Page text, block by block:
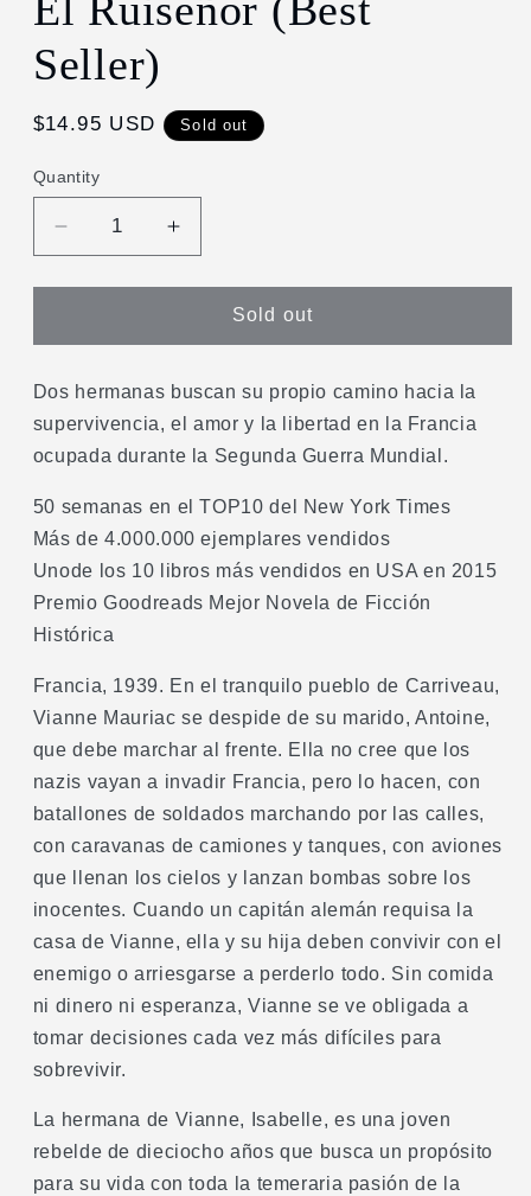
in
modal
Seller)
Regular
$14.95 USD Sold out
Quantity
Decrease
quantity
for
Ruiseñor
Seller)
Increase
quantity
for
Ruiseñor
Seller)
Sold out
Dos hermanas buscan su propio camino hacia la
supervivencia, el amor y la libertad en la Francia
ocupada durante la Segunda Guerra Mundial.
50 semanas en el TOP10 del New York Times
Más de 4.000.000 ejemplares vendidos
Unode los 10 libros más vendidos en USA en 2015
Premio Goodreads Mejor Novela de Ficción
Histórica
Francia, 1939. En el tranquilo pueblo de Carriveau,
Vianne Mauriac se despide de su marido, Antoine,
que debe marchar al frente. Ella no cree que los
nazis vayan a invadir Francia, pero lo hacen, con
batallones de soldados marchando por las calles,
con caravanas de camiones y tanques, con aviones
que llenan los cielos y lanzan bombas sobre los
inocentes. Cuando un capitán alemán requisa la
casa de Vianne, ella y su hija deben convivir con el
enemigo o arriesgarse a perderlo todo. Sin comida
ni dinero ni esperanza, Vianne se ve obligada a
tomar decisiones cada vez más difíciles para
sobrevivir.
La hermana de Vianne, Isabelle, es una joven
rebelde de dieciocho años que busca un propósito
para su vida con toda la temeraria pasión de la